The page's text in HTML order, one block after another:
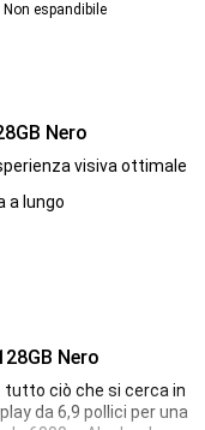
Non espandibile
Nero
visiva ottimale
a lungo
Nero
tutto ciò che si cerca in
da 6,9 pollici per una